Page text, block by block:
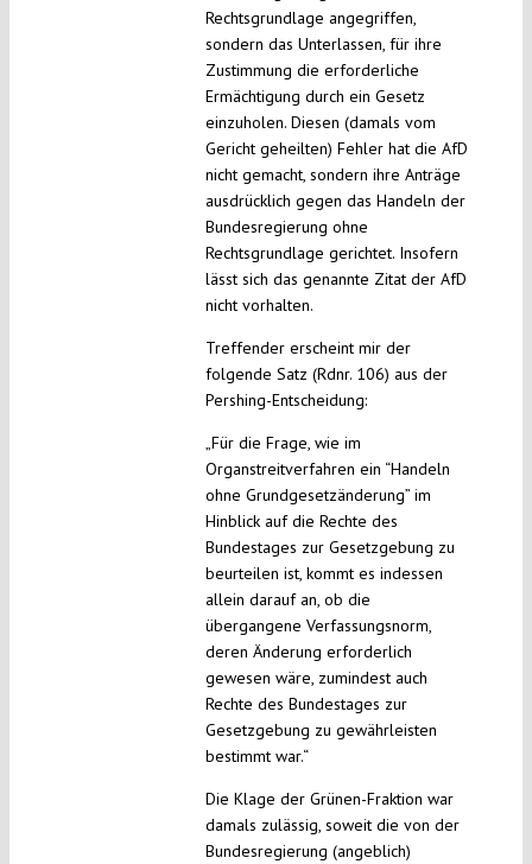
Rechtsgrundlage angegriffen,
sondern das Unterlassen, für ihre
Zustimmung die erforderliche
Ermächtigung durch ein Gesetz
einzuholen. Diesen (damals vom
Gericht geheilten) Fehler hat die AfD
nicht gemacht, sondern ihre Anträge
ausdrücklich gegen das Handeln der
Bundesregierung ohne
Rechtsgrundlage gerichtet. Insofern
lässt sich das genannte Zitat der AfD
nicht vorhalten.
Treffender erscheint mir der
folgende Satz (Rdnr. 106) aus der
Pershing-Entscheidung:
„Für die Frage, wie im
Organstreitverfahren ein “Handeln
ohne Grundgesetzänderung” im
Hinblick auf die Rechte des
Bundestages zur Gesetzgebung zu
beurteilen ist, kommt es indessen
allein darauf an, ob die
übergangene Verfassungsnorm,
deren Änderung erforderlich
gewesen wäre, zumindest auch
Rechte des Bundestages zur
Gesetzgebung zu gewährleisten
bestimmt war.“
Die Klage der Grünen-Fraktion war
damals zulässig, soweit die von der
Bundesregierung (angeblich)